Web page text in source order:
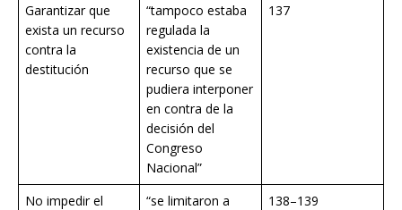
Garantizar que
exista un recurso
contra la
destitución
“tampoco estaba
regulada la
existencia de un
recurso que se
pudiera interponer
en contra de la
decisión del
Congreso
Nacional”
137
No impedir el
“se limitaron a
138–139